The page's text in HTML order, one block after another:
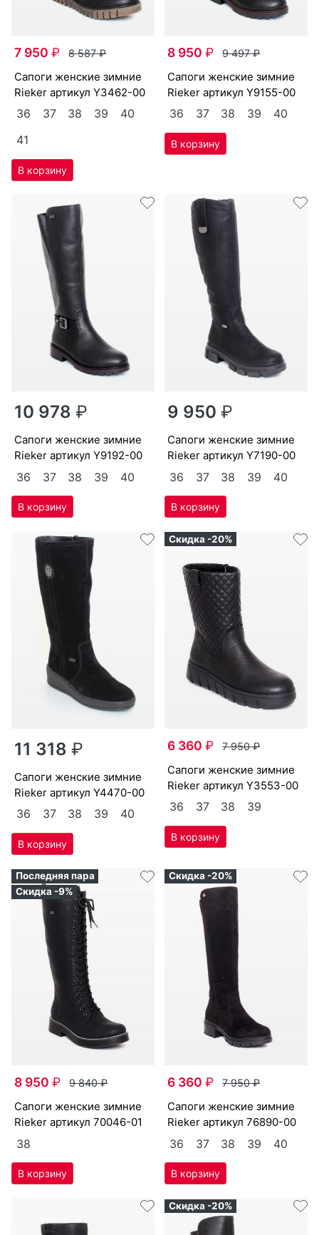
7 950₽ 8 587₽
са­поги женс­кие зим­ние
Ri­eker артикулY3462-00
36 37 38 39
40
41
8 950₽ 9 497₽
са­поги женс­кие зим­ние
Ri­eker артикулY9155-00
36 37 38 39 40
10 978₽
са­поги женс­кие зим­ние
Ri­eker артикулY9192-00
36 37 38 39 40
9 950₽
са­поги женс­кие зим­ние
Ri­eker артикулY7190-00
36 37 38 39 40
11 318₽
са­поги женс­кие зим­ние
Ri­eker артикулY4470-00
36 37 38 39 40
Скидка -20%
6 360₽ 7 950₽
са­поги женс­кие зим­ние
Ri­eker артикулY3553-00
36 37 38 39
Последняя пара
Скидка -9%
8 950₽ 9 840₽
са­поги женс­кие зим­ние
Ri­eker артикул70046-01
38
Скидка -20%
6 360₽ 7 950₽
са­поги женс­кие зим­ние
Ri­eker артикул76890-00
36 37 38 39 40
Скидка -20%